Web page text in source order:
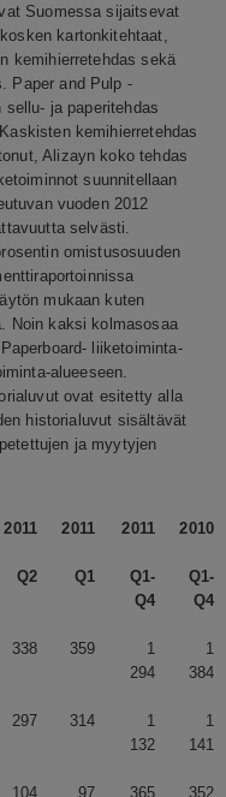
Suomessa sijaitsevat
kartonkitehtaat,
kemihierretehdas sekä
Paper and Pulp -
ja paperitehdas
kemihierretehdas
Alizayn koko tehdas
suunnitellaan
vuoden 2012
selvästi.
omistusosuuden
mukaan kuten
Noin kaksi kolmasosaa
liiketoiminta-
alueeseen.
ovat esitetty alla
historialuvut sisältävät
ja myytyjen
2011 2011 2011 2010
Q2 Q1
Q1-
Q4
Q1-
Q4
338 359
1
294
1
384
297 314
1
132
1
141
104 97 365 352